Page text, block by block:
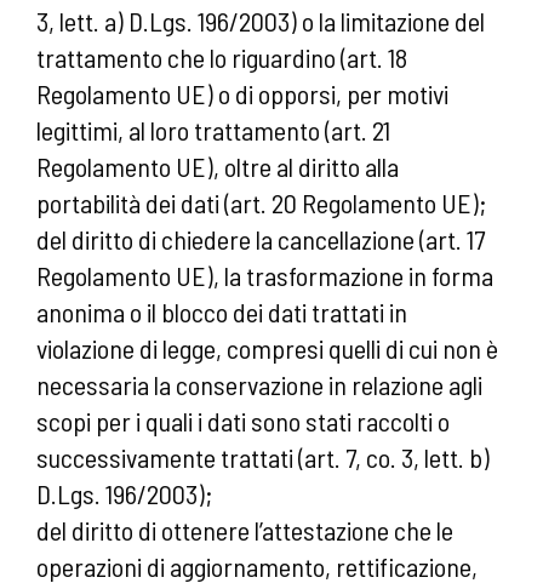
3, lett. a) D.Lgs. 196/2003) o la limitazione del
trattamento che lo riguardino (art. 18
Regolamento UE) o di opporsi, per motivi
legittimi, al loro trattamento (art. 21
Regolamento UE), oltre al diritto alla
portabilità dei dati (art. 20 Regolamento UE);
del diritto di chiedere la cancellazione (art. 17
Regolamento UE), la trasformazione in forma
anonima o il blocco dei dati trattati in
violazione di legge, compresi quelli di cui non è
necessaria la conservazione in relazione agli
scopi per i quali i dati sono stati raccolti o
successivamente trattati (art. 7, co. 3, lett. b)
D.Lgs. 196/2003);
del diritto di ottenere l’attestazione che le
operazioni di aggiornamento, rettificazione,